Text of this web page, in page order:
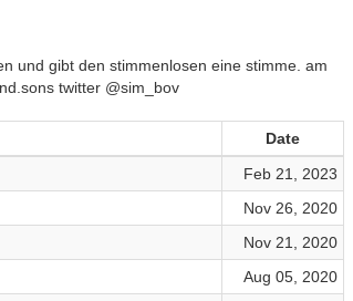
und gibt den stimmenlosen eine stimme. am
twitter @sim_bov
Date
Feb 21, 2023
Nov 26, 2020
Nov 21, 2020
Aug 05, 2020